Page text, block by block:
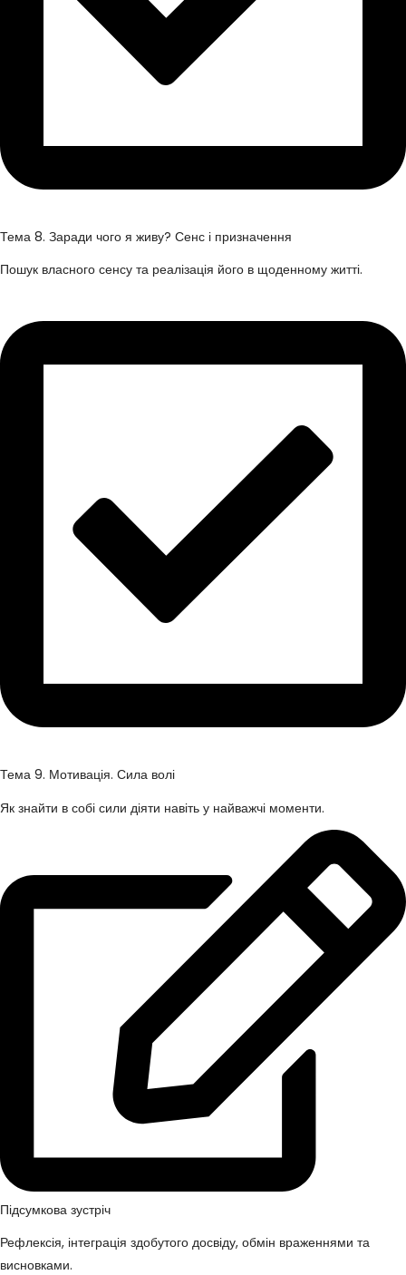
Тема 8. Заради чого я живу? Сенс і призначення
Пошук власного сенсу та реалізація його в щоденному житті.
Тема 9. Мотивація. Сила волі
Як знайти в собі сили діяти навіть у найважчі моменти.
Підсумкова зустріч
Рефлексія, інтеграція здобутого досвіду, обмін враженнями та
висновками.